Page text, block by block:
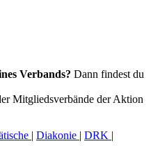
Verbands? Dann findest du
Mitgliedsverbände der Aktion
| Diakonie | DRK |